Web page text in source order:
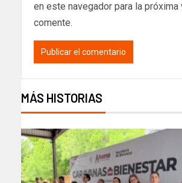
en este navegador para la próxima
comente.
MÁS HISTORIAS